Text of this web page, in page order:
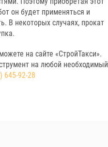
он будет применяться и
В некоторых случаях, прокат
на сайте «СтройТакси».
на любой необходимый
645-92-28